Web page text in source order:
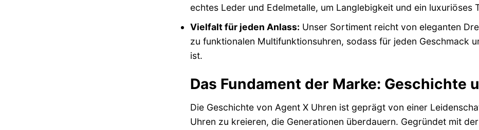
echtes Leder und Edelmetalle, um Langlebigkeit und ein luxuriöses
Vielfalt für jeden Anlass: Unser Sortiment reicht von eleganten
zu funktionalen Multifunktionsuhren, sodass für jeden Geschmack
ist.
Das Fundament der Marke: Geschichte
Die Geschichte von Agent X Uhren ist geprägt von einer
Uhren zu kreieren, die Generationen überdauern. Gegründet mit